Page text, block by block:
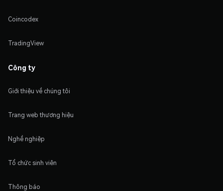
Coincodex
TradingView
Công ty
Giới thiệu về chúng tôi
Trang web thương hiệu
Nghề nghiệp
Tổ chức sinh viên
Thông báo